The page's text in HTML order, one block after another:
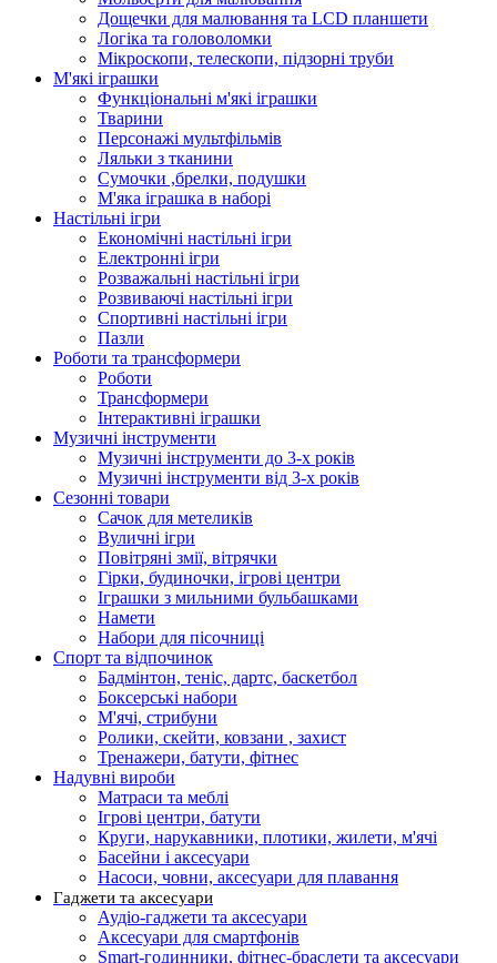
Дощечки для малювання та LCD планшети
Логіка та головоломки
Мікроскопи, телескопи, підзорні труби
М'які іграшки
Функціональні м'які іграшки
Тварини
Персонажі мультфільмів
Ляльки з тканини
Сумочки ,брелки, подушки
М'яка іграшка в наборі
Настільні ігри
Економічні настільні ігри
Електронні ігри
Розважальні настільні ігри
Розвиваючі настільні ігри
Спортивні настільні ігри
Пазли
Роботи та трансформери
Роботи
Трансформери
Інтерактивні іграшки
Музичні інструменти
Музичні інструменти до 3-х років
Музичні інструменти від 3-х років
Сезонні товари
Сачок для метеликів
Вуличні ігри
Повітряні змії, вітрячки
Гірки, будиночки, ігрові центри
Іграшки з мильними бульбашками
Намети
Набори для пісочниці
Спорт та відпочинок
Бадмінтон, теніс, дартс, баскетбол
Боксерські набори
М'ячі, стрибуни
Ролики, скейти, ковзани , захист
Тренажери, батути, фітнес
Надувні вироби
Матраси та меблі
Ігрові центри, батути
Круги, нарукавники, плотики, жилети, м'ячі
Басейни і аксесуари
Насоси, човни, аксесуари для плавання
Гаджети та аксесуари
Аудіо-гаджети та аксесуари
Аксесуари для смартфонів
Smart-годинники, фітнес-браслети та аксесуари